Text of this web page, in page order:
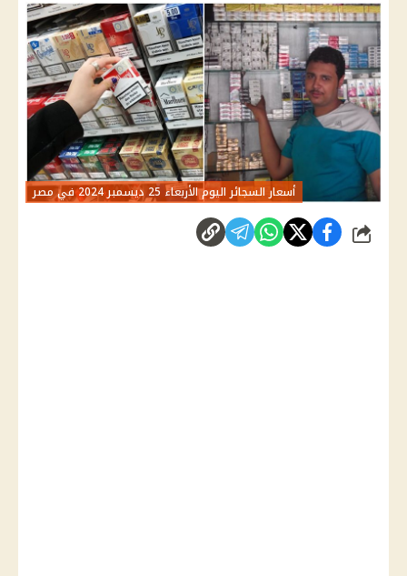
أسعار السجائر اليوم الأربعاء 25 ديسمبر 2024 في مصر
شارك